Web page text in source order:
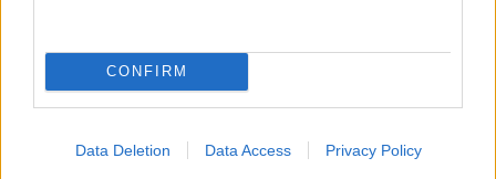
CONFIRM
Data Deletion Data Access Privacy Policy
egész napos akku, USB-A és USB-C portok mellett, 750
dolláros kezdőáron.